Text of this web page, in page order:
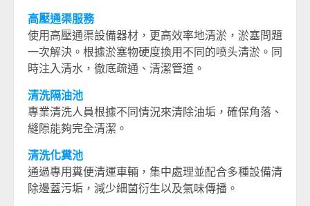
高壓通渠服務
使用高壓通渠設備器材，更高效率地清淤，淤塞問題
一次解決。根據淤塞物硬度換用不同的喷头清淤。同
時注入清水，徹底疏通、清潔管道。
清洗隔油池
專業清洗人員根據不同情況來清除油垢，確保角落、
縫隙能夠完全清潔。
清洗化糞池
通過專用糞便清運車輛，集中處理並配合多種設備清
除邊蓋污垢，減少細菌衍生以及氣味傳播。